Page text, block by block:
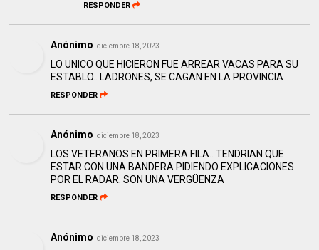
RESPONDER
Anónimo diciembre 18, 2023
LO UNICO QUE HICIERON FUE ARREAR VACAS PARA SU
ESTABLO.. LADRONES, SE CAGAN EN LA PROVINCIA
RESPONDER
Anónimo diciembre 18, 2023
LOS VETERANOS EN PRIMERA FILA.. TENDRIAN QUE
ESTAR CON UNA BANDERA PIDIENDO EXPLICACIONES
POR EL RADAR. SON UNA VERGÜENZA
RESPONDER
Anónimo diciembre 18, 2023